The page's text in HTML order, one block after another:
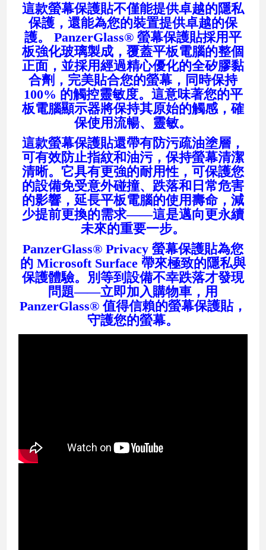
這款螢幕保護貼不僅能提供卓越的隱私
保護，還能為您的裝置提供卓越的保
護。 PanzerGlass® 螢幕保護貼採用平
板強化玻璃製成，覆蓋平板電腦的整個
正面，並採用經過精心優化的全矽膠黏
合劑，完美貼合您的螢幕，同時保持
100% 的觸控靈敏度。這意味著您的平
板電腦顯示器將保持其原始的觸感，確
保使用流暢、靈敏。
這款螢幕保護貼還帶有防污疏油塗層，
可有效防止指紋和油污，保持螢幕清潔
清晰。它具有更強的耐用性，可保護您
的設備免受意外碰撞、跌落和日常危害
的影響，延長平板電腦的使用壽命，減
少提前更換的需求——這是邁向更永續
未來的重要一步。
PanzerGlass® Privacy 螢幕保護貼為您
的 Microsoft Surface 帶來極致的隱私與
保護體驗。別等到設備不幸跌落才發現
問題——立即加入購物車，用
PanzerGlass® 值得信賴的螢幕保護貼，
守護您的螢幕。